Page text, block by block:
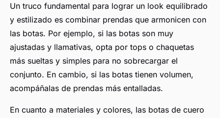
Un truco fundamental para lograr un look equilibrado
y estilizado es combinar prendas que armonicen con
las botas. Por ejemplo, si las botas son muy
ajustadas y llamativas, opta por tops o chaquetas
más sueltas y simples para no sobrecargar el
conjunto. En cambio, si las botas tienen volumen,
acompáñalas de prendas más entalladas.
En cuanto a materiales y colores, las botas de cuero